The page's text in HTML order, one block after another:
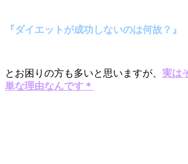
『ダイエットが成功しないのは何故？』
とお困りの方も多いと思いますが、 実は
単な理由なんです＊